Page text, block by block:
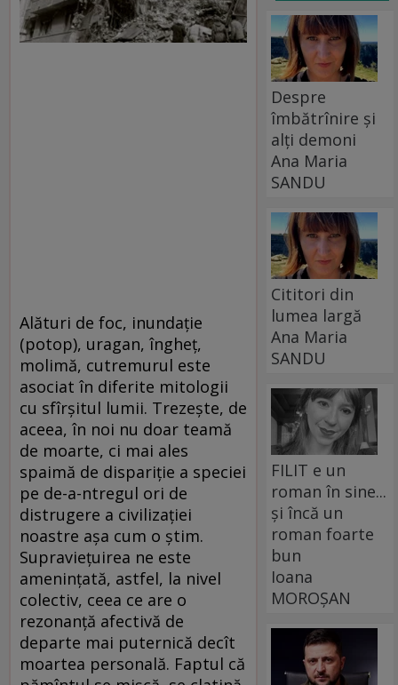
Alături de foc, inundaţie
(potop), uragan, îngheţ,
molimă, cutremurul este
asociat în diferite mitologii
cu sfîrşitul lumii. Trezeşte, de
aceea, în noi nu doar teamă
de moarte, ci mai ales
spaimă de dispariţie a speciei
pe de-a-ntregul ori de
distrugere a civilizaţiei
noastre aşa cum o ştim.
Supravieţuirea ne este
ameninţată, astfel, la nivel
colectiv, ceea ce are o
rezonanţă afectivă de
departe mai puternică decît
moartea personală. Faptul că
Despre
îmbătrînire și
alți demoni
Ana Maria
SANDU
Cititori din
lumea largă
Ana Maria
SANDU
FILIT e un
roman în sine...
și încă un
roman foarte
bun
Ioana
MOROȘAN